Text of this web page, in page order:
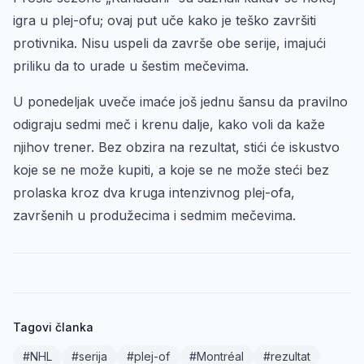
igra u plej-ofu; ovaj put uče kako je teško završiti
protivnika. Nisu uspeli da završe obe serije, imajući
priliku da to urade u šestim mečevima.
U ponedeljak uveče imaće još jednu šansu da pravilno
odigraju sedmi meč i krenu dalje, kako voli da kaže
njihov trener. Bez obzira na rezultat, stići će iskustvo
koje se ne može kupiti, a koje se ne može steći bez
prolaska kroz dva kruga intenzivnog plej-ofa,
završenih u produžecima i sedmim mečevima.
Tagovi članka
#NHL #serija #plej-of #Montréal
#rezultat